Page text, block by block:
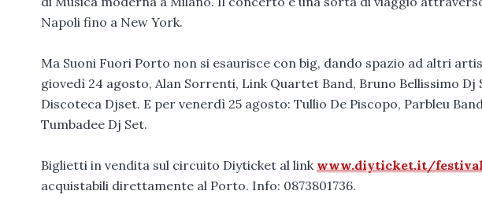
Napoli fino a New York.
Ma Suoni Fuori Porto non si esaurisce con big, dando spazio ad altri
giovedì 24 agosto, Alan Sorrenti, Link Quartet Band, Bruno Bellissimo
Discoteca Djset. E per venerdì 25 agosto: Tullio De Piscopo, Parbleu
Tumbadee Dj Set.
Biglietti in vendita sul circuito Diyticket al link www.diyticket.it/
acquistabili direttamente al Porto. Info: 0873801736.